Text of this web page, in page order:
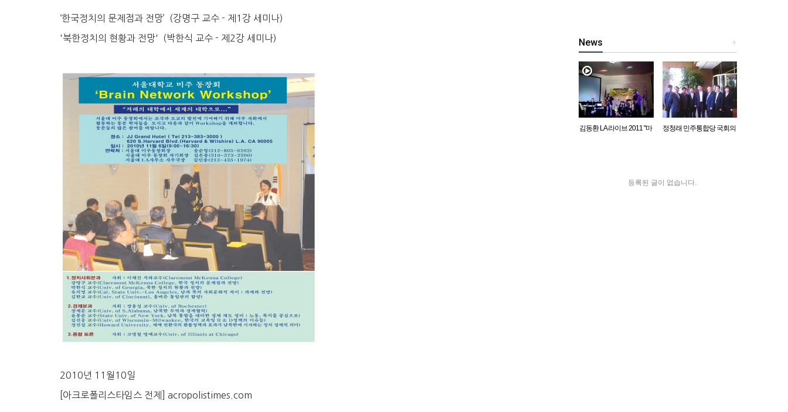
‘한국정치의 문제점과 전망’ (강명구 교수 - 제1강 세미나)
'북한정치의 현황과 전망' (박한식 교수 - 제2강 세미나)
2010년 11월10일
[아크로폴리스타임스 전제] acropolistimes.com
+
News
김동환 LA 라이브 2011 "마
정청래 민주통합당 국회의
등록된 글이 없습니다.